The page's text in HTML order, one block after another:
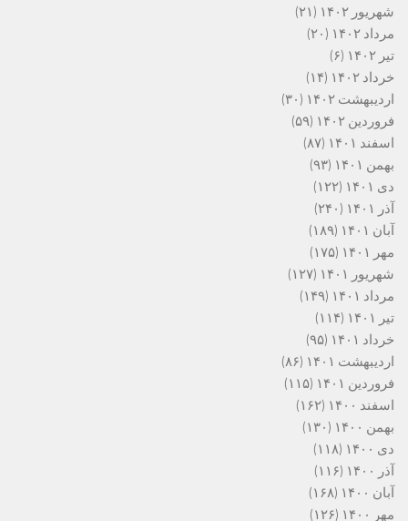
شهریور ۱۴۰۲
(۲۱)
مرداد ۱۴۰۲
(۲۰)
تیر ۱۴۰۲
(۶)
خرداد ۱۴۰۲
(۱۴)
اردیبهشت ۱۴۰۲
(۳۰)
فروردین ۱۴۰۲
(۵۹)
اسفند ۱۴۰۱
(۸۷)
بهمن ۱۴۰۱
(۹۳)
دی ۱۴۰۱
(۱۲۲)
آذر ۱۴۰۱
(۲۴۰)
آبان ۱۴۰۱
(۱۸۹)
مهر ۱۴۰۱
(۱۷۵)
شهریور ۱۴۰۱
(۱۲۷)
مرداد ۱۴۰۱
(۱۴۹)
تیر ۱۴۰۱
(۱۱۴)
خرداد ۱۴۰۱
(۹۵)
اردیبهشت ۱۴۰۱
(۸۶)
فروردین ۱۴۰۱
(۱۱۵)
اسفند ۱۴۰۰
(۱۶۲)
بهمن ۱۴۰۰
(۱۳۰)
دی ۱۴۰۰
(۱۱۸)
آذر ۱۴۰۰
(۱۱۶)
آبان ۱۴۰۰
(۱۶۸)
مهر ۱۴۰۰
(۱۲۶)